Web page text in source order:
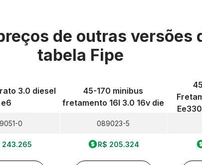
de outras versões
tabela Fipe
3.0 diesel
e6
0
243.265
45-170 minibus
fretamento 16l 3.0 16v die
089023-5
R$ 205.324